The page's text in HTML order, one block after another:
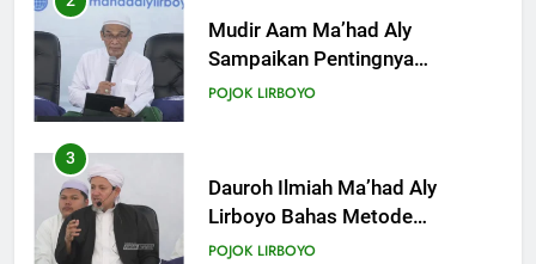
Dauroh Ilmiah Ma’had Aly
Lirboyo Bahas Metode
Ahlusunnah dalam
POJOK LIRBOYO
4
Dauroh Ilmiah & Sanadan Kitab
Al-Arbain an-Nawawy bersama
As-Syaikh Dr. Yasir Al-Adny
POJOK LIRBOYO